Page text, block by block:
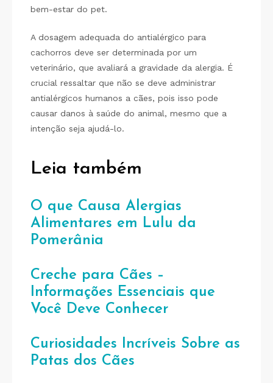
bem-estar do pet.
A dosagem adequada do antialérgico para
cachorros deve ser determinada por um
veterinário, que avaliará a gravidade da alergia. É
crucial ressaltar que não se deve administrar
antialérgicos humanos a cães, pois isso pode
causar danos à saúde do animal, mesmo que a
intenção seja ajudá-lo.
Leia também
O que Causa Alergias
Alimentares em Lulu da
Pomerânia
Creche para Cães –
Informações Essenciais que
Você Deve Conhecer
Curiosidades Incríveis Sobre as
Patas dos Cães